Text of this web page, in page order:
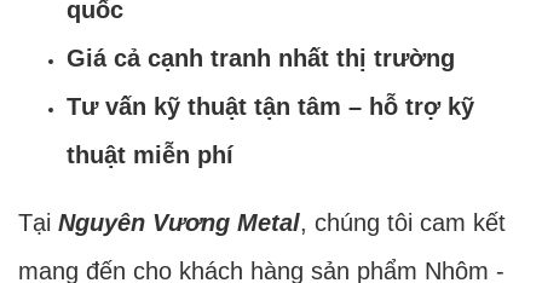
quốc
Giá cả cạnh tranh nhất thị trường
Tư vấn kỹ thuật tận tâm – hỗ trợ kỹ
thuật miễn phí
Tại Nguyên Vương Metal, chúng tôi cam kết
mang đến cho khách hàng sản phẩm Nhôm -